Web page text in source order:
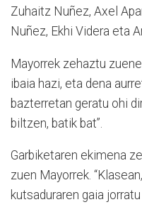
Zuhaitz Nuñez, Axel
Nuñez, Ekhi Videra eta
Mayorrek zehaztu
ibaia hazi, eta dena
bazterretan geratu ohi
biltzen, batik bat”.
Garbiketaren ekimena
zuen Mayorrek.
kutsaduraren gaia